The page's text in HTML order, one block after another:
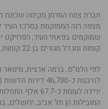
חברת צמח המרמן מקימה שכונת
מצפה רנה הממוקמת במרכז העיר
קומות ומגדל מגורים בן 22 קומות, לצד שטחי מסחר בקומות הקרקע.
המובילות הן תל אביב, ירושלים,